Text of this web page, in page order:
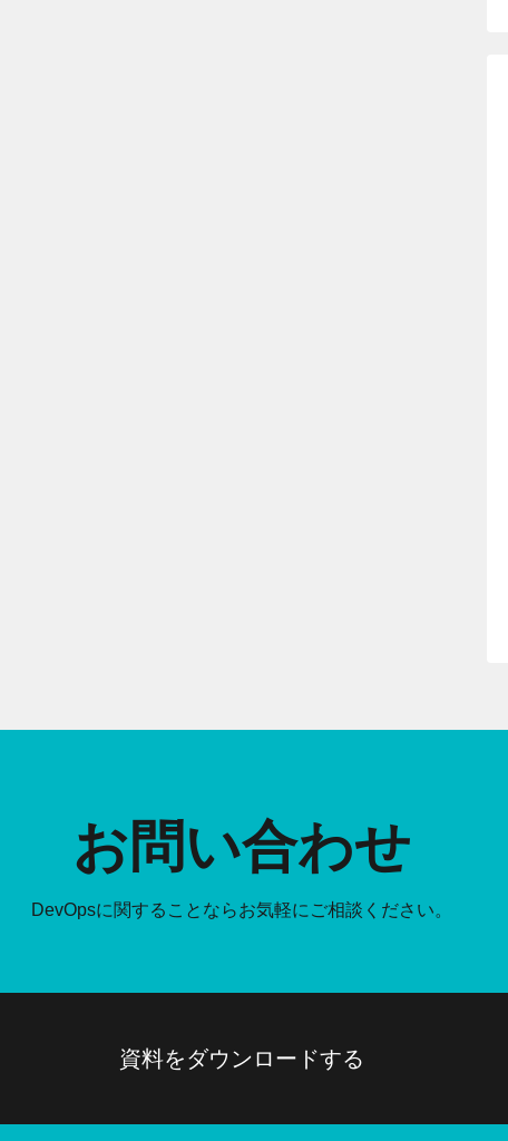
お問い合わせ
DevOpsに関することならお気軽にご相談ください。
資料をダウンロードする